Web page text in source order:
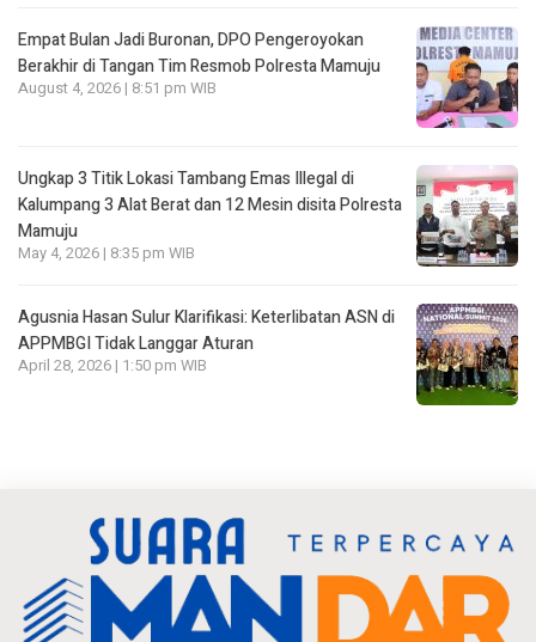
Empat Bulan Jadi Buronan, DPO Pengeroyokan
Berakhir di Tangan Tim Resmob Polresta Mamuju
August 4, 2026 | 8:51 pm WIB
Ungkap 3 Titik Lokasi Tambang Emas Illegal di
Kalumpang 3 Alat Berat dan 12 Mesin disita Polresta
Mamuju
May 4, 2026 | 8:35 pm WIB
Agusnia Hasan Sulur Klarifikasi: Keterlibatan ASN di
APPMBGI Tidak Langgar Aturan
April 28, 2026 | 1:50 pm WIB